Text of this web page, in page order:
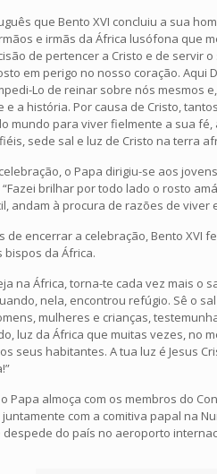
que Bento XVI concluiu a sua
e irmãs da África lusófona que
de pertencer a Cristo e de servir
em perigo no nosso coração. Aqui
Lo de reinar sobre nós mesmos
e a história. Por causa de Cristo,
mundo para viver fielmente a sua
sede sal e luz de Cristo na terra
o Papa dirigiu-se aos
brilhar por todo lado o rosto
andam à procura de razões de viver
de encerrar a celebração, Bento XVI
bispos da África.
na África, torna-te cada vez mais o
nela, encontrou refúgio. Sê o
mulheres e crianças,
luz da África que muitas vezes, no
seus habitantes. A tua luz é Jesus
Papa almoça com os membros do
com a comitiva papal na
despede do país no aeroporto